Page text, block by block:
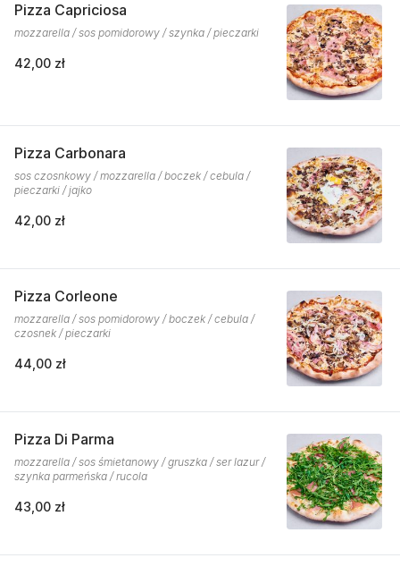
Pizza Capriciosa
mozzarella / sos pomidorowy / szynka / pieczarki
42,00 zł
Pizza Carbonara
sos czosnkowy / mozzarella / boczek / cebula /
pieczarki / jajko
42,00 zł
Pizza Corleone
mozzarella / sos pomidorowy / boczek / cebula /
czosnek / pieczarki
44,00 zł
Pizza Di Parma
mozzarella / sos śmietanowy / gruszka / ser lazur /
szynka parmeńska / rucola
43,00 zł